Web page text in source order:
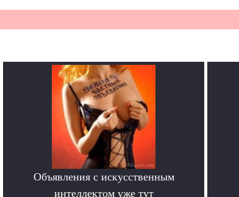
Объявления с искусственным
интеллектом уже тут